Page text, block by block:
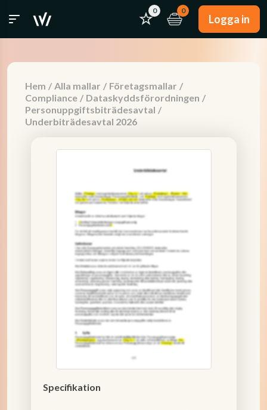
0 0
Logga in
Hem / Alla mallar / Företagsmallar /
Compliance / Dataskyddsförordningen /
Personuppgiftsbiträdesavtal /
Underbiträdesavtal 2026
Specifikation